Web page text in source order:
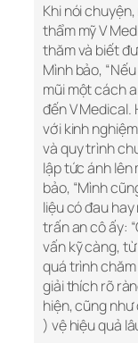
Khi nói
thẩm mỹ V
thăm và biết
Mình bảo,
mũi một cách
đến V
với kinh
và quy trình
lập tức ánh lên
bảo, “Mình
liệu có đau hay
trấn an cô ấy:
vấn kỹ càng,
quá trình
giải thích rõ
hiện, cũng như
) vệ hiệu quả